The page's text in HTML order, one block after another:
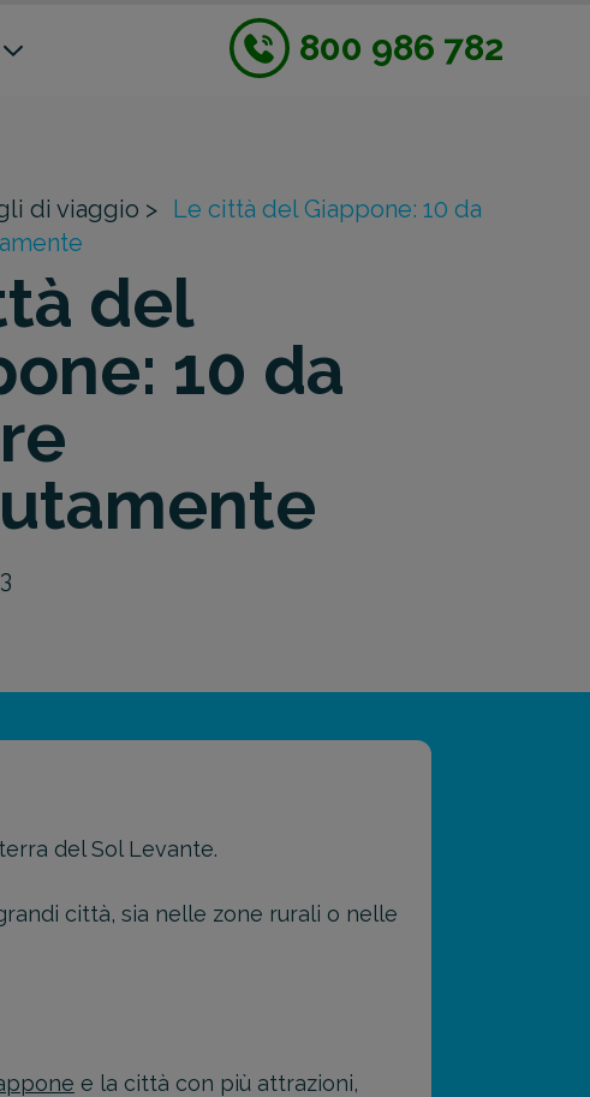
800 986 782
di viaggio > Le città del Giappone: 10 da
del
10 da
del Sol Levante.
città, sia nelle zone rurali o nelle
e la città con più attrazioni,